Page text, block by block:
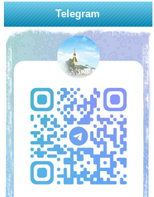
Telegram